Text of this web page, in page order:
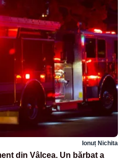
Ionuț Nichita
din Vâlcea. Un bărbat a